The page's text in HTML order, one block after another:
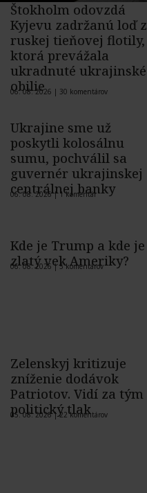
Štokholm odovzdá
Kyjevu zadržanú loď z
ruskej tieňovej flotily,
ktorá prevážala
ukradnuté ukrajinské
obilie
06. 08. 2026 | 30 komentárov
Ukrajine sme už
poskytli kolosálnu
sumu, pochválil sa
guvernér ukrajinskej
centrálnej banky
06. 08. 2026 |1 komentár
Kde je Trump a kde je
zlatý vek Ameriky?
06. 08. 2026 |5 komentárov
Zelenskyj kritizuje
zníženie dodávok
Patriotov. Vidí za tým
politický tlak
05. 08. 2026 |22 komentárov